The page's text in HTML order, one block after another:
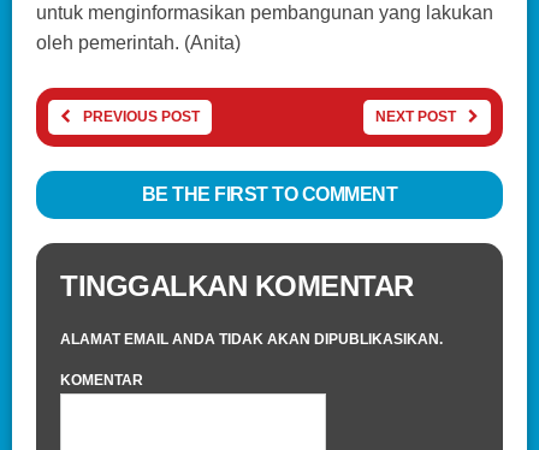
untuk menginformasikan pembangunan yang lakukan
oleh pemerintah. (Anita)
PREVIOUS POST NEXT POST
BE THE FIRST TO COMMENT
TINGGALKAN KOMENTAR
ALAMAT EMAIL ANDA TIDAK AKAN DIPUBLIKASIKAN.
KOMENTAR